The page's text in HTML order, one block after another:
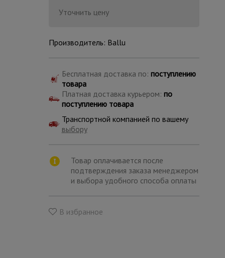
Уточнить цену
Производитель: Ballu
Бесплатная доставка по: поступлению
товара
Платная доставка курьером: по
поступлению товара
Транспортной компанией по вашему
выбору
Товар оплачивается после
подтверждения заказа менеджером
и выбора удобного способа оплаты
В избранное